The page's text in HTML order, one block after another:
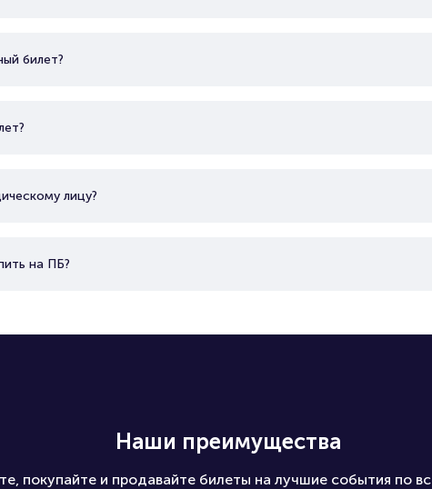
билет?
лицу?
на ПБ?
Наши преимущества
покупайте и продавайте билеты на лучшие события по